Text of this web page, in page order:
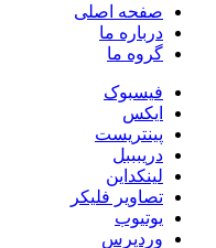
صفحه اصلی
درباره ما
گروه ما
فیسبوک
ایکس
پینتریست
دریبببل
لینکداین
تصاویر فلیکر
یوتیوب
وردپرس